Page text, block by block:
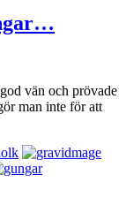
vän och prövade
man inte för att